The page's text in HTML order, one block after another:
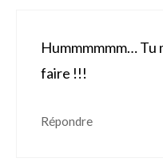
Hummmmmm… Tu
faire !!!
Répondre